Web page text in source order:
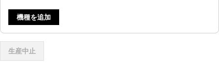
機種を追加
生産中止